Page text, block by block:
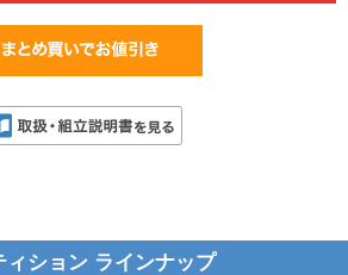
ィション ラインナップ